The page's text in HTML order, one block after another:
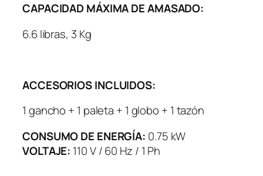
CAPACIDAD MÁXIMA DE AMASADO:
6.6 libras, 3 Kg
ACCESORIOS INCLUIDOS:
1 gancho + 1 paleta + 1 globo + 1 tazón
CONSUMO DE ENERGÍA: 0.75 kW
VOLTAJE: 110 V / 60 Hz / 1 Ph